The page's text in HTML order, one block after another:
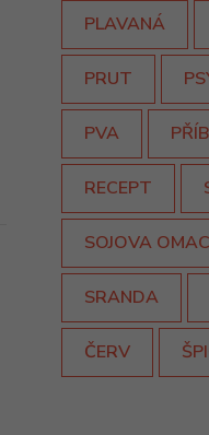
PLAVANÁ
PRUT
PVA
RECEPT
SOJOVA
SRANDA
ČERV